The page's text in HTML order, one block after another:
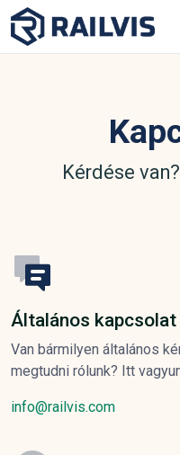
Kérdése
Általános kapcsolat
Van bármilyen általános
megtudni rólunk? Itt
info@railvis.com